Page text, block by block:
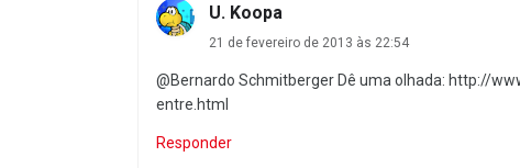
U. Koopa
21 de fevereiro de 2013 às 22:54
@Bernardo Schmitberger Dê uma olhada: http://
entre.html
Responder